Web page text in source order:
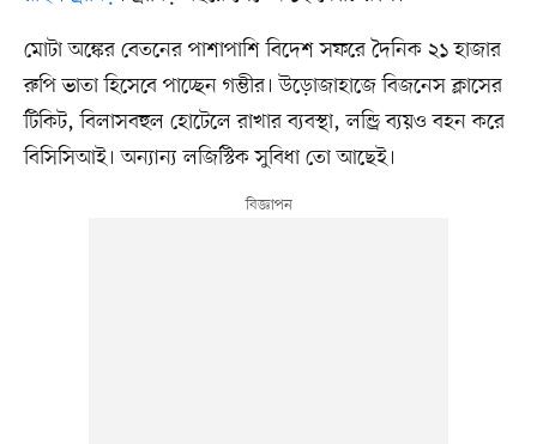
মোটা অঙ্কের বেতনের পাশাপাশি বিদেশ সফরে দৈনিক ২১ হাজার
রুপি ভাতা হিসেবে পাচ্ছেন গম্ভীর। উড়োজাহাজে বিজনেস ক্লাসের
টিকিট, বিলাসবহুল হোটেলে রাখার ব্যবস্থা, লন্ড্রি ব্যয়ও বহন করে
বিসিসিআই। অন্যান্য লজিস্টিক সুবিধা তো আছেই।